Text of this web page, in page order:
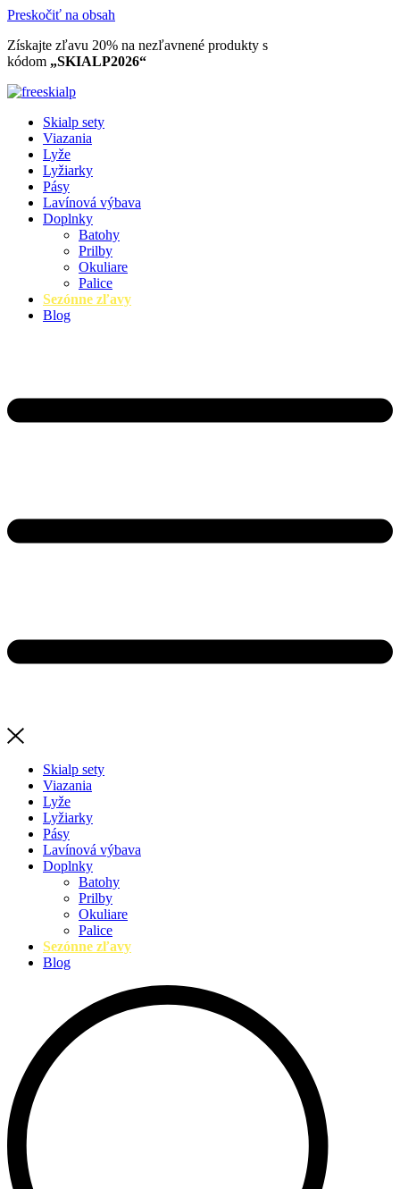
Preskočiť na obsah
Získajte zľavu 20% na nezľavnené produkty​ s
kódom „SKIALP2026“
Skialp sety
Viazania
Lyže
Lyžiarky
Pásy
Lavínová výbava
Doplnky
Batohy
Prilby
Okuliare
Palice
Sezónne zľavy
Blog
Skialp sety
Viazania
Lyže
Lyžiarky
Pásy
Lavínová výbava
Doplnky
Batohy
Prilby
Okuliare
Palice
Sezónne zľavy
Blog